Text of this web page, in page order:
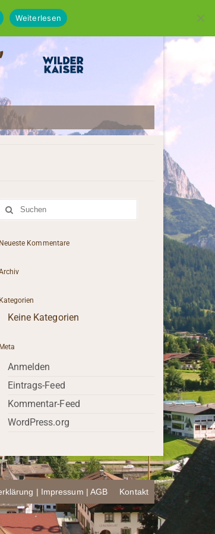
Suche
nach:
Neueste Kommentare
Kategorien
Keine Kategorien
Meta
Anmelden
Eintrags-Feed
Kommentar-Feed
WordPress.org
| Impressum | AGB Kontakt
Weiterlesen